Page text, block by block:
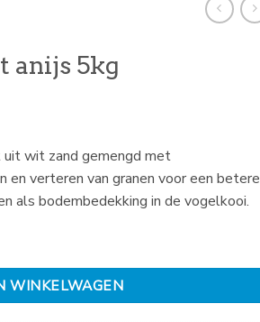
anijs 5kg
wit zand gemengd met
verteren van granen voor een betere
als bodembedekking in de vogelkooi.
WINKELWAGEN